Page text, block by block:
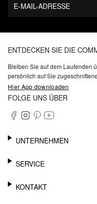
E-MAIL-ADRESSE
ENTDECKEN SIE DIE
Bleiben Sie auf dem Laufenden
persönlich auf Sie
Hier App downloaden
FOLGE UNS ÜBER
UNTERNEHMEN
KARRIERE
BARRIEREFREIHEIT
SERVICE
WHATSAPP
KONTAKT